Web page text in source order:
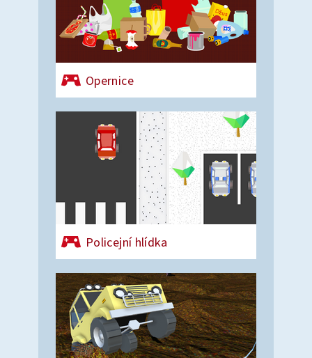
Opernice
Policejní hlídka